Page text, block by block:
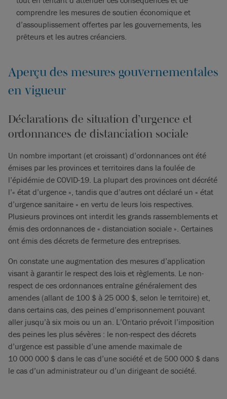
comprendre les mesures de soutien économique et
d’assouplissement offertes par les gouvernements, les
prêteurs et les autres créanciers.
Aperçu des mesures gouvernementales
en vigueur
Déclarations de situation d’urgence et
ordonnances de distanciation sociale
Un nombre important (et croissant) d’ordonnances ont été
émises par les provinces et territoires dans la foulée de
l’épidémie de COVID-19. La plupart des provinces ont décrété
l’« état d’urgence », tandis que d’autres ont déclaré un « état
d’urgence sanitaire » en vertu de leurs lois respectives.
Plusieurs provinces ont interdit les grands rassemblements et
émis des ordonnances de « distanciation sociale ». Certaines
ont émis des décrets de fermeture des entreprises.
On constate une augmentation des mesures d’application
visant à garantir le respect des lois et règlements. Le non-
respect de ces ordonnances entraîne généralement des
amendes (allant de 100 $ à 25 000 $, selon le territoire) et,
dans certains cas, des peines d’emprisonnement pouvant
aller jusqu’à six mois ou un an. L’Ontario prévoit l’imposition
des peines les plus sévères : le non-respect des décrets
d’urgence est passible d’une amende maximale de
10 000 000 $ dans le cas d’une société et de 500 000 $ dans
le cas d’un administrateur ou d’un dirigeant de société.